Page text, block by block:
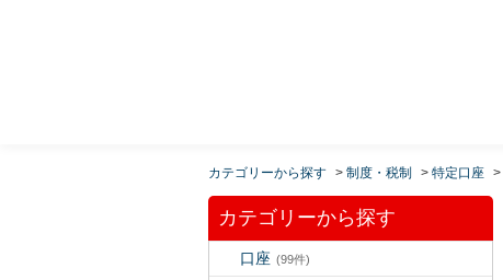
カテゴリーから探す > 制度・税制 > 特定口座 >
カテゴリーから探す
口座 (99件)